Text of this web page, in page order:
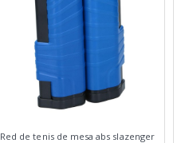
Red de tenis de mesa abs slazenger